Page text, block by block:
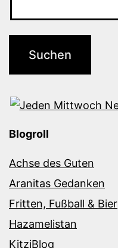
Blogroll
Achse des Guten
Aranitas Gedanken
Fritten, Fußball & Bier
Hazamelistan
KitziBlog